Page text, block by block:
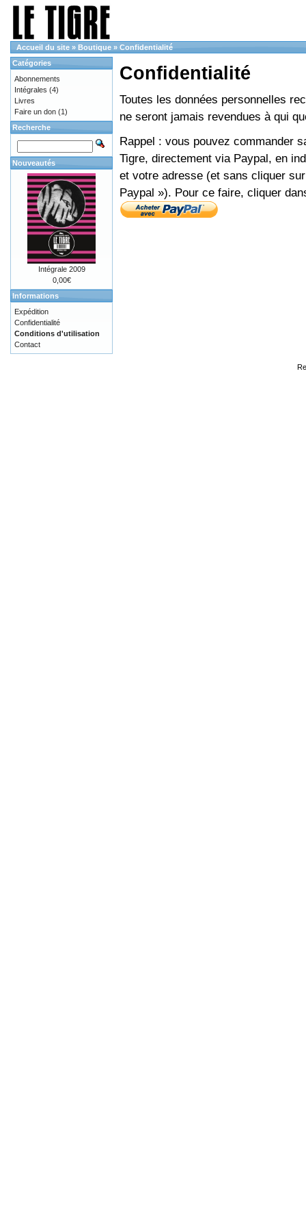
Accueil du site » Boutique » Confidentialité
Confidentialité
Toutes les données personnelles
ne seront jamais revendues à qui
Rappel : vous pouvez commander
Tigre, directement via Paypal, en
et votre adresse (et sans cliquer
Paypal »). Pour ce faire, cliquer
Catégories
Abonnements
Intégrales (4)
Livres
Faire un don (1)
Recherche
Nouveautés
Intégrale 2009
0,00€
Informations
Expédition
Confidentialité
Conditions d'utilisation
Contact